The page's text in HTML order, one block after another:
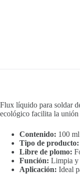
Flux líquido para soldar
ecológico facilita la unión
Contenido: 100 ml
Tipo de producto:
Libre de plomo:
Función: Limpia y
Aplicación: Ideal